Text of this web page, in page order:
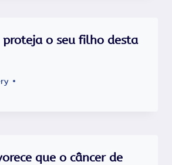
proteja o seu filho desta
que o câncer de